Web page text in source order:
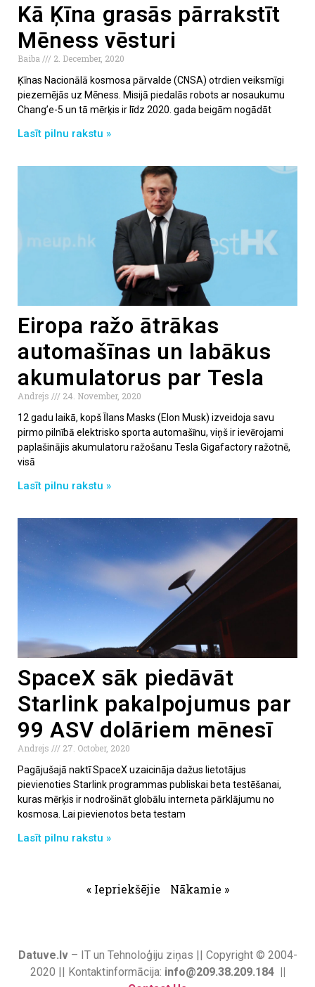
Kā Ķīna grasās pārrakstīt
Mēness vēsturi
Baiba
2. December, 2020
Ķīnas Nacionālā kosmosa pārvalde (CNSA) otrdien veiksmīgi
piezemējās uz Mēness. Misijā piedalās robots ar nosaukumu
Chang’e-5 un tā mērķis ir līdz 2020. gada beigām nogādāt
Lasīt pilnu rakstu »
Eiropa ražo ātrākas
automašīnas un labākus
akumulatorus par Tesla
Andrejs
24. November, 2020
12 gadu laikā, kopš Īlans Masks (Elon Musk) izveidoja savu
pirmo pilnībā elektrisko sporta automašīnu, viņš ir ievērojami
paplašinājis akumulatoru ražošanu Tesla Gigafactory ražotnē,
visā
Lasīt pilnu rakstu »
SpaceX sāk piedāvāt
Starlink pakalpojumus par
99 ASV dolāriem mēnesī
Andrejs
27. October, 2020
Pagājušajā naktī SpaceX uzaicināja dažus lietotājus
pievienoties Starlink programmas publiskai beta testēšanai,
kuras mērķis ir nodrošināt globālu interneta pārklājumu no
kosmosa. Lai pievienotos beta testam
Lasīt pilnu rakstu »
« Iepriekšējie Nākamie »
Datuve.lv– IT un Tehnoloģiju ziņas || Copyright © 2004-
2020 || Kontaktinformācija: info@209.38.209.184 ||